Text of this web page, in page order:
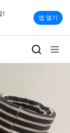
!
앱 열기